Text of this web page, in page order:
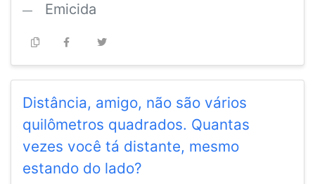
Emicida
Distância, amigo, não são vários
quilômetros quadrados. Quantas
vezes você tá distante, mesmo
estando do lado?